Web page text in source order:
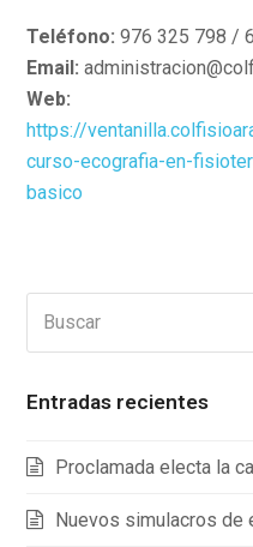
Teléfono: 976 325 798 /
Email:
Web:
https://
curso-ecografia-en-
basico
Entradas recientes
Proclamada electa la
Nuevos simulacros de